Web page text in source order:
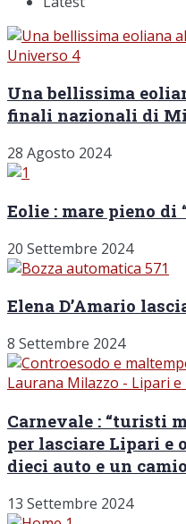
Una bellissima
finali nazionali di
28 Agosto 2024
Eolie : mare pieno di
20 Settembre 2024
Elena D’Amario
8 Settembre 2024
Carnevale : “turisti
per lasciare Lipari e
dieci auto e un
13 Settembre 2024